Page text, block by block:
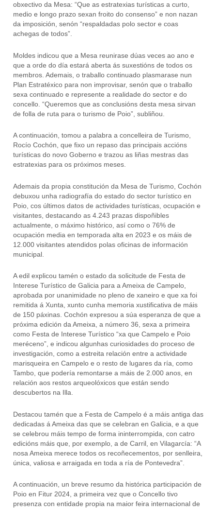
obxectivo da Mesa: “Que as estratexias turísticas a curto,
medio e longo prazo sexan froito do consenso” e non nazan
da imposición, senón “respaldadas polo sector e coas
achegas de todos”.
Moldes indicou que a Mesa reunirase dúas veces ao ano e
que a orde do día estará aberta ás suxestións de todos os
membros. Ademais, o traballo continuado plasmarase nun
Plan Estratéxico para non improvisar, senón que o traballo
sexa continuado e represente a realidade do sector e do
concello. “Queremos que as conclusións desta mesa sirvan
de folla de ruta para o turismo de Poio”, subliñou.
A continuación, tomou a palabra a concelleira de Turismo,
Rocío Cochón, que fixo un repaso das principais accións
turísticas do novo Goberno e trazou as liñas mestras das
estratexias para os próximos meses.
Ademais da propia constitución da Mesa de Turismo, Cochón
debuxou unha radiografía do estado do sector turístico en
Poio, cos últimos datos de actividades turísticas, ocupación e
visitantes, destacando as 4.243 prazas dispoñibles
actualmente, o máximo histórico, así como o 76% de
ocupación media en temporada alta en 2023 e os máis de
12.000 visitantes atendidos polas oficinas de información
municipal.
A edil explicou tamén o estado da solicitude de Festa de
Interese Turístico de Galicia para a Ameixa de Campelo,
aprobada por unanimidade no pleno de xaneiro e que xa foi
remitida á Xunta, xunto cunha memoria xustificativa de máis
de 150 páxinas. Cochón expresou a súa esperanza de que a
próxima edición da Ameixa, a número 36, sexa a primeira
como Festa de Interese Turístico “xa que Campelo e Poio
meréceno”, e indicou algunhas curiosidades do proceso de
investigación, como a estreita relación entre a actividade
marisqueira en Campelo e o resto de lugares da ría, como
Tambo, que podería remontarse a máis de 2.000 anos, en
relación aos restos arqueolóxicos que están sendo
descubertos na Illa.
Destacou tamén que a Festa de Campelo é a máis antiga das
dedicadas á Ameixa das que se celebran en Galicia, e a que
se celebrou máis tempo de forma ininterrompida, con catro
edicións máis que, por exemplo, a de Carril, en Vilagarcía: “A
nosa Ameixa merece todos os recoñecementos, por senlleira,
única, valiosa e arraigada en toda a ría de Pontevedra”.
A continuación, un breve resumo da histórica participación de
Poio en Fitur 2024, a primeira vez que o Concello tivo
presenza con entidade propia na maior feira internacional de